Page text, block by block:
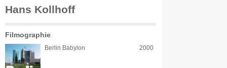
Hans Kollhoff
Filmographie
Berlin Babylon 2000